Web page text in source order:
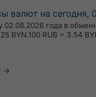
валют на сегодня,
02.08.2026 года в
BYN.100 RUB = 3.54
→